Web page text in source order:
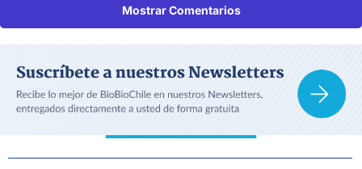
Mostrar Comentarios